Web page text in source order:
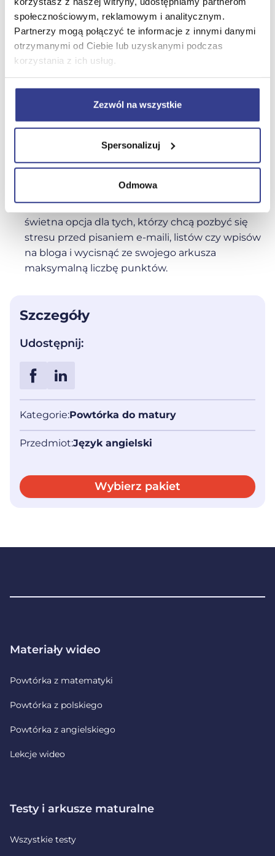
społecznościowym, reklamowym i analitycznym.
Partnerzy mogą połączyć te informacje z innymi danymi
otrzymanymi od Ciebie lub uzyskanymi podczas
korzystania z ich usług.
Zezwól na wszystkie
Spersonalizuj
Odmowa
Paulina Owczarek
Dla kogo jest ten kurs?
chcą rzetelnie przygotować się do części
pisemnej egzaminu z języka angielskiego. To
świetna opcja dla tych, którzy chcą pozbyć się
stresu przed pisaniem e-maili, listów czy wpisów
na bloga i wycisnąć ze swojego arkusza
maksymalną liczbę punktów.
Szczegóły
Udostępnij:
Kategorie:Powtórka do matury
Przedmiot:Język angielski
Wybierz pakiet
Materiały wideo
Powtórka z matematyki
Powtórka z polskiego
Powtórka z angielskiego
Lekcje wideo
Testy i arkusze maturalne
Wszystkie testy